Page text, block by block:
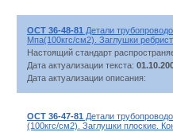
ОСТ 36-48-81 Детали
Мпа(100кгс/см2). Заглушки
Настоящий стандарт
Дата актуализации текста:
Дата актуализации описания:
ОСТ 36-47-81 Детали
(100кгс/см2). Заглушки плоские.